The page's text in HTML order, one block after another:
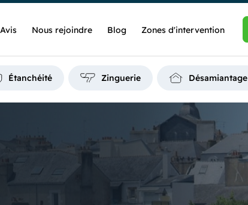
Avis Nous rejoindre Blog Zones d'intervention
Étanchéité Zinguerie Désamiantage